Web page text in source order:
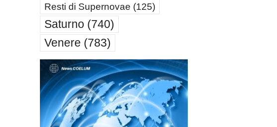
Resti di Supernovae (125)
Saturno (740)
Venere (783)